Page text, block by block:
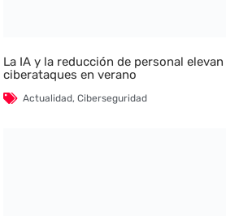
La IA y la reducción de personal
ciberataques en verano
Actualidad,Ciberseguridad